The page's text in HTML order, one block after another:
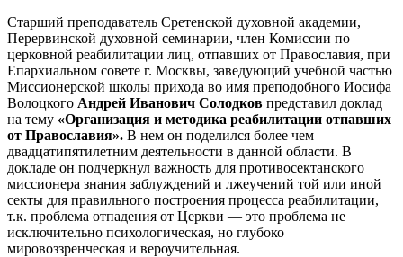
Старший преподаватель Сретенской духовной академии,
Перервинской духовной семинарии, член Комиссии по
церковной реабилитации лиц, отпавших от Православия, при
Епархиальном совете г. Москвы, заведующий учебной частью
Миссионерской школы прихода во имя преподобного Иосифа
Волоцкого Андрей Иванович Солодков представил доклад
на тему «Организация и методика реабилитации отпавших
от Православия». В нем он поделился более чем
двадцатипятилетним деятельности в данной области. В
докладе он подчеркнул важность для противосектанского
миссионера знания заблуждений и лжеучений той или иной
секты для правильного построения процесса реабилитации,
т.к. проблема отпадения от Церкви — это проблема не
исключительно психологическая, но глубоко
мировоззренческая и вероучительная.